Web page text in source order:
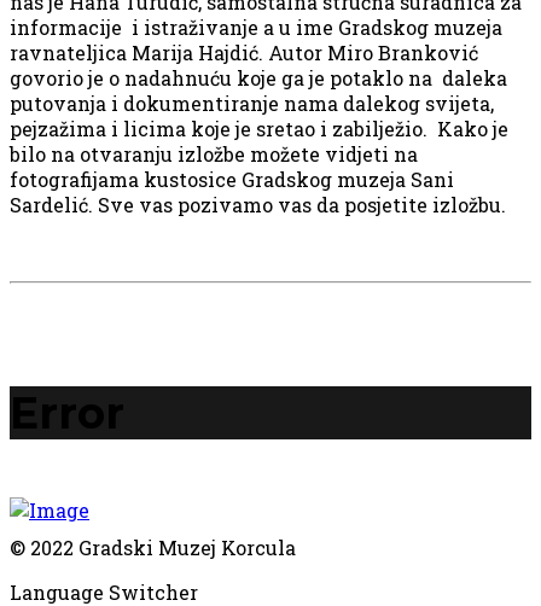
informacije i istraživanje a u ime Gradskog muzeja
ravnateljica Marija Hajdić. Autor Miro Branković
govorio je o nadahnuću koje ga je potaklo na daleka
putovanja i dokumentiranje nama dalekog svijeta,
pejzažima i licima koje je sretao i zabilježio. Kako je
bilo na otvaranju izložbe možete vidjeti na
fotografijama kustosice Gradskog muzeja Sani
Sardelić. Sve vas pozivamo vas da posjetite izložbu.
Error
© 2022 Gradski Muzej Korcula
Language Switcher